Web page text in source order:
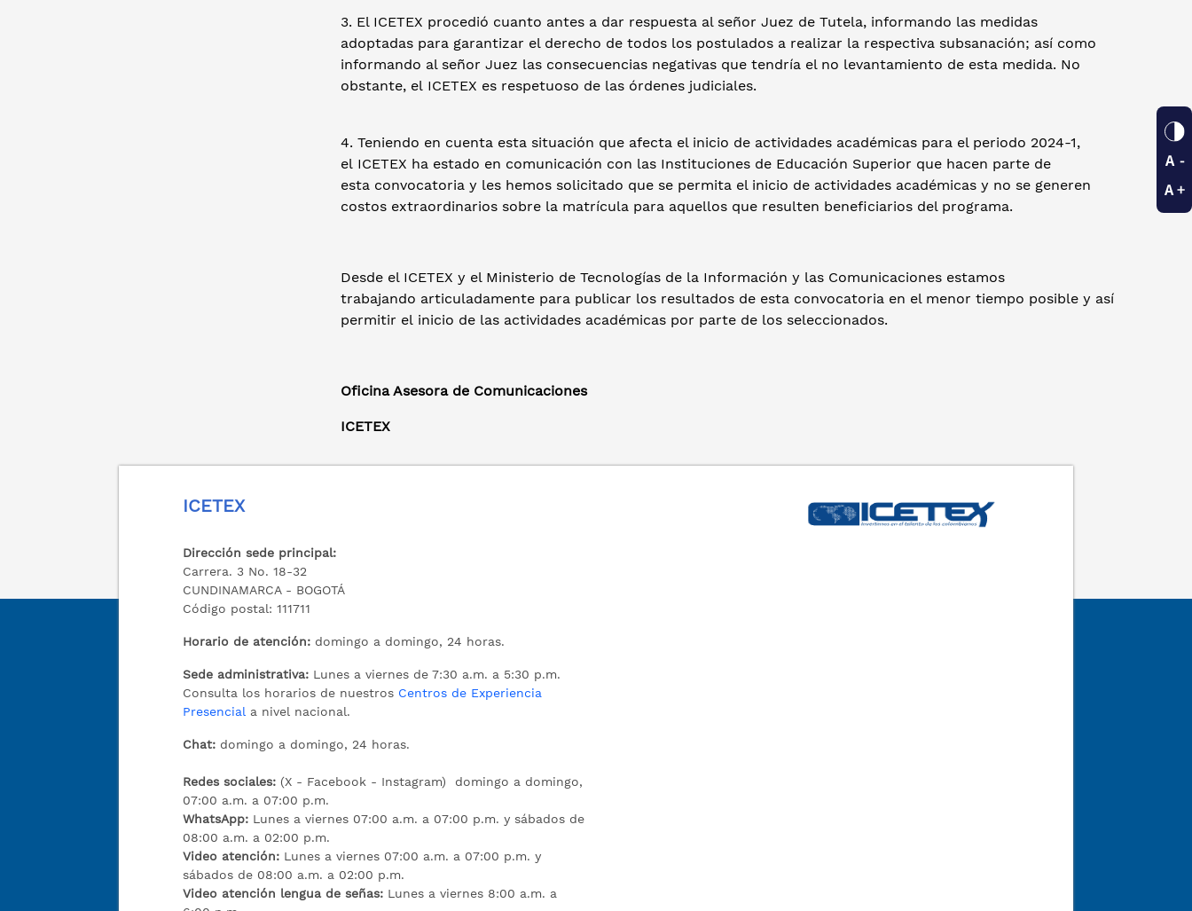
3. El ICETEX procedió cuanto antes a dar respuesta al señor Juez de Tutela, informando las medidas
adoptadas para garantizar el derecho de todos los postulados a realizar la respectiva subsanación; así como
informando al señor Juez las consecuencias negativas que tendría el no levantamiento de esta medida. No
obstante, el ICETEX es respetuoso de las órdenes judiciales.
4. Teniendo en cuenta esta situación que afecta el inicio de actividades académicas para el periodo 2024-1,
el ICETEX ha estado en comunicación con las Instituciones de Educación Superior que hacen parte de
esta convocatoria y les hemos solicitado que se permita el inicio de actividades académicas y no se generen
costos extraordinarios sobre la matrícula para aquellos que resulten beneficiarios del programa.
Desde el ICETEX y el Ministerio de Tecnologías de la Información y las Comunicaciones estamos
trabajando articuladamente para publicar los resultados de esta convocatoria en el menor tiempo posible y así
permitir el inicio de las actividades académicas por parte de los seleccionados.
Oficina Asesora de Comunicaciones
ICETEX
ICETEX
Dirección sede principal:
Carrera. 3 No. 18-32
CUNDINAMARCA - BOGOTÁ
Código postal: 111711
Horario de atención: domingo a domingo, 24 horas.
Sede administrativa: Lunes a viernes de 7:30 a.m. a 5:30 p.m.
Consulta los horarios de nuestros Centros de Experiencia
Presencial a nivel nacional.
Chat: domingo a domingo, 24 horas.
Redes sociales: (X - Facebook - Instagram) domingo a domingo,
07:00 a.m. a 07:00 p.m.
WhatsApp: Lunes a viernes 07:00 a.m. a 07:00 p.m. y sábados de
08:00 a.m. a 02:00 p.m.
Video atención: Lunes a viernes 07:00 a.m. a 07:00 p.m. y
sábados de 08:00 a.m. a 02:00 p.m.
Video atención lengua de señas: Lunes a viernes 8:00 a.m. a